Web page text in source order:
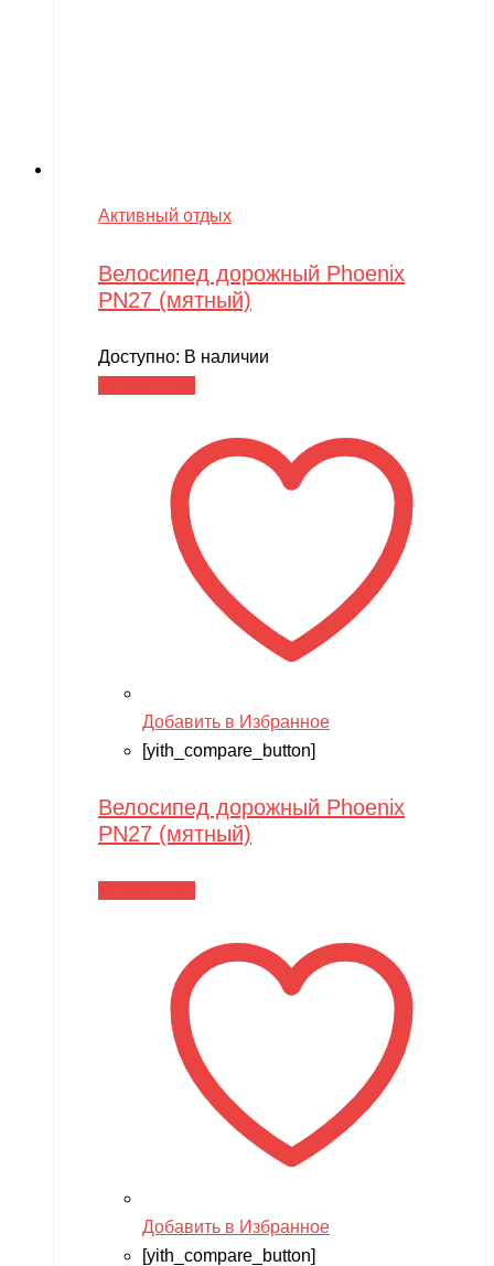
Активный отдых
Велосипед дорожный Phoenix
PN27 (мятный)
Доступно: В наличии
Добавить в Избранное
[yith_compare_button]
Велосипед дорожный Phoenix
PN27 (мятный)
Добавить в Избранное
[yith_compare_button]